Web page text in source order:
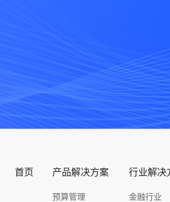
首页 产品解决方案
预算管理
行业解决
金融行业